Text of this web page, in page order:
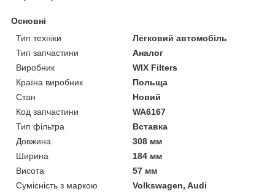
Основні
Тип техніки
Легковий автомобіль
Тип запчастини
Аналог
Виробник
WIX Filters
Країна виробник
Польща
Стан
Новий
Код запчастини
WA6167
Тип фільтра
Вставка
Довжина
308 мм
Ширина
184 мм
Висота
57 мм
Сумісність з маркою
Volkswagen, Audi